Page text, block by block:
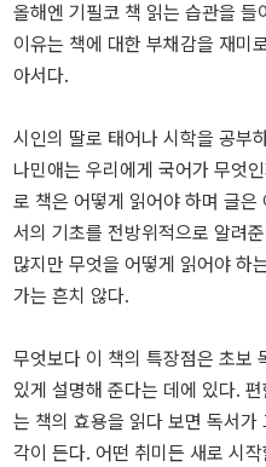
올해엔 기필코 책 읽는 습관을
이유는 책에 대한 부채감을 재미
아서다.
시인의 딸로 태어나 시학을 공부
나민애는 우리에게 국어가 무엇
로 책은 어떻게 읽어야 하며 글
서의 기초를 전방위적으로 알려
많지만 무엇을 어떻게 읽어야 하
가는 흔치 않다.
무엇보다 이 책의 특장점은 초보
있게 설명해 준다는 데에 있다.
는 책의 효용을 읽다 보면 독서
각이 든다. 어떤 취미든 새로 시